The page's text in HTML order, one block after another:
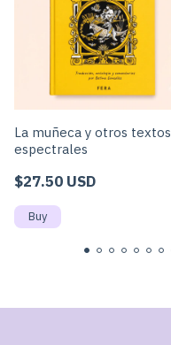
La muñeca y otros textos
espectrales
$27.50 USD